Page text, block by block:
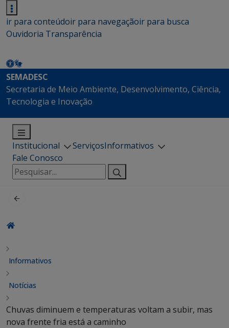
ir para conteúdoir para navegaçãoir para busca
Ouvidoria Transparência
SEMADESC
Secretaria de Meio Ambiente, Desenvolvimento, Ciência,
Tecnologia e Inovação
Institucional ServiçosInformativos
Fale Conosco
Pesquisar
por:
Informativos
Notícias
Chuvas diminuem e temperaturas voltam a subir, mas
nova frente fria está a caminho